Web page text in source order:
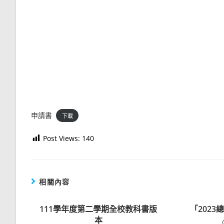
申請書 下載
Post Views: 140
相關內容
111學年度第二學期全校教科書版
本
「2023